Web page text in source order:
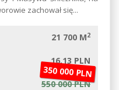
zachował się...
21 700 M2
16,13 PLN
550 000 PLN
350 000 PLN